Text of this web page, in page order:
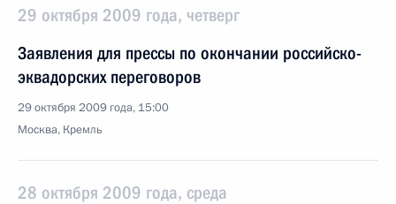
29 октября 2009 года, четверг
Заявления для прессы по окончании российско-
эквадорских переговоров
29 октября 2009 года, 15:00
Москва, Кремль
28 октября 2009 года, среда